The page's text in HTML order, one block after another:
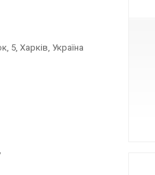
5, Харків, Україна